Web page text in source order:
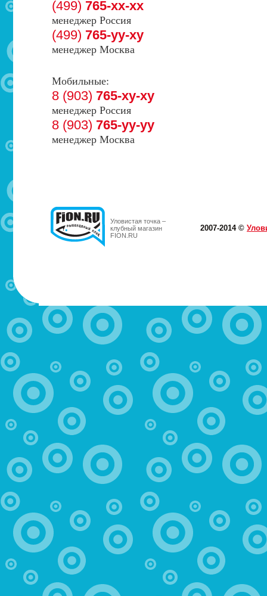
(499) 765-xx-xx
менеджер Россия
(499) 765-yy-xy
менеджер Москва
Мобильные:
8 (903) 765-xy-xy
менеджер Россия
8 (903) 765-yy-yy
менеджер Москва
Уловистая точка –
клубный магазин
FION.RU
2007-2014 ©
МОТЫЛЬ.РФ
Здравствуйте! Магазин закрылся, к сожалению.